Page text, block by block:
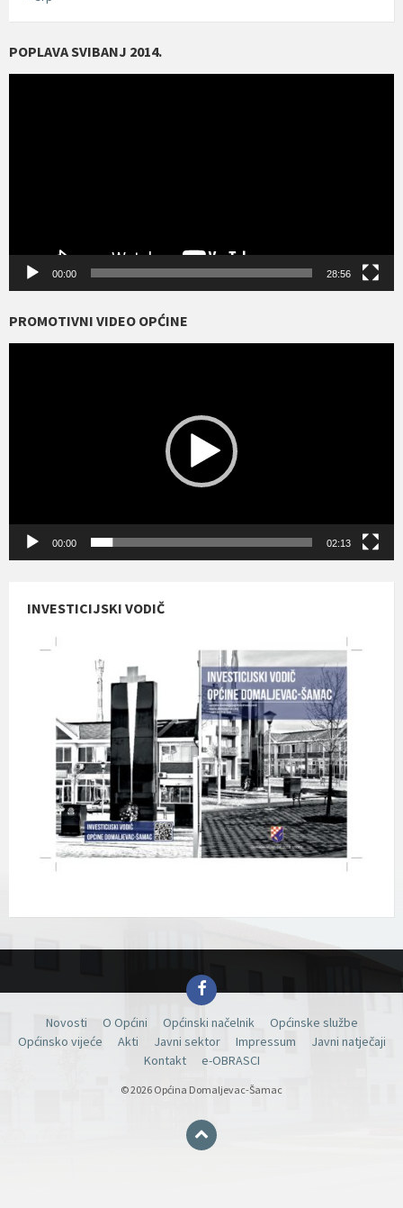
POPLAVA SVIBANJ 2014.
00:00 28:56
PROMOTIVNI VIDEO OPĆINE
00:00 02:13
INVESTICIJSKI VODIČ
Facebook
Novosti O Općini Općinski načelnik
Općinske službe
Općinsko vijeće
Akti Javni sektor Impressum
Javni natječaji
Kontakt
e-OBRASCI
© 2026 Općina Domaljevac-Šamac